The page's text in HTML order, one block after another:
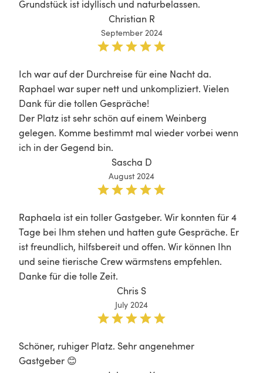
Grundstück ist idyllisch und naturbelassen.
Christian R
September 2024
Ich war auf der Durchreise für eine Nacht da.
Raphael war super nett und unkompliziert. Vielen
Dank für die tollen Gespräche!
Der Platz ist sehr schön auf einem Weinberg
gelegen. Komme bestimmt mal wieder vorbei wenn
ich in der Gegend bin.
Sascha D
August 2024
Raphaela ist ein toller Gastgeber. Wir konnten für 4
Tage bei Ihm stehen und hatten gute Gespräche. Er
ist freundlich, hilfsbereit und offen. Wir können Ihn
und seine tierische Crew wärmstens empfehlen.
Danke für die tolle Zeit.
Chris S
July 2024
Schöner, ruhiger Platz. Sehr angenehmer
Gastgeber 😊